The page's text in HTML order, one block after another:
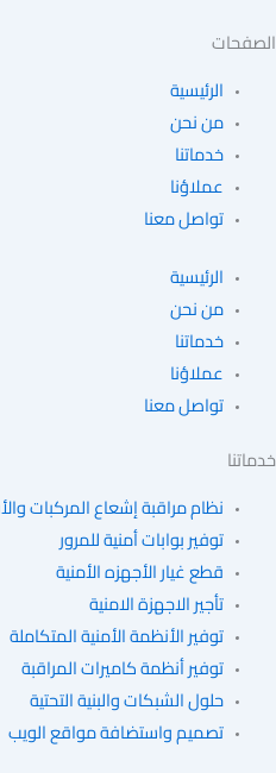
الرئيسية
من نحن
خدماتنا
عملاؤنا
تواصل معنا
الرئيسية
من نحن
خدماتنا
عملاؤنا
تواصل معنا
نظام مراقبة إشعاع المركبات والأفراد
توفير بوابات أمنية للمرور
قطع غيار الأجهزه الأمنية
تأجير الاجهزة الامنية
توفير الأنظمة الأمنية المتكاملة
توفير أنظمة كاميرات المراقبة
حلول الشبكات والبنية التحتية
تصميم واستضافة مواقع الويب